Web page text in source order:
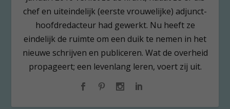
chef en uiteindelijk (eerste vrouwelijke) adjunct-
hoofdredacteur had gewerkt. Nu heeft ze
eindelijk de ruimte om een duik te nemen in het
nieuwe schrijven en publiceren. Wat de overheid
propageert; een levenlang leren, voert zij uit.